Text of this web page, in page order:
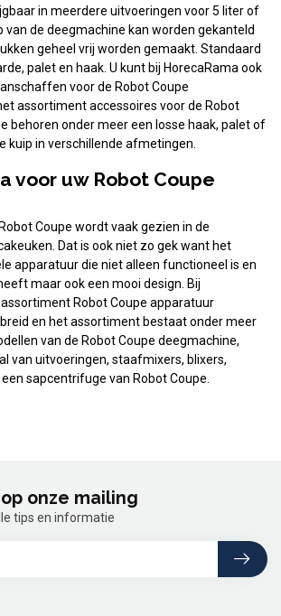
in meerdere uitvoeringen voor 5 liter of
van de deegmachine kan worden gekanteld
geheel vrij worden gemaakt. Standaard
palet en haak. U kunt bij HorecaRama ook
voor de Robot Coupe
assortiment accessoires voor de Robot
behoren onder meer een losse haak, palet of
kuip in verschillende afmetingen.
voor uw Robot Coupe
Coupe wordt vaak gezien in de
Dat is ook niet zo gek want het
apparatuur die niet alleen functioneel is en
maar ook een mooi design. Bij
Robot Coupe apparatuur
en het assortiment bestaat onder meer
van de Robot Coupe deegmachine,
van uitvoeringen, staafmixers, blixers,
sapcentrifuge van Robot Coupe.
onze mailing
tips en informatie